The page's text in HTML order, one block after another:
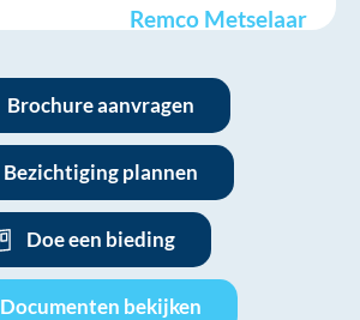
Remco Metselaar
Brochure aanvragen
Bezichtiging plannen
Doe een bieding
Documenten bekijken